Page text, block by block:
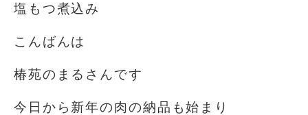
塩もつ煮込み
こんばんは
椿苑のまるさんです
今日から新年の肉の納品も始まり